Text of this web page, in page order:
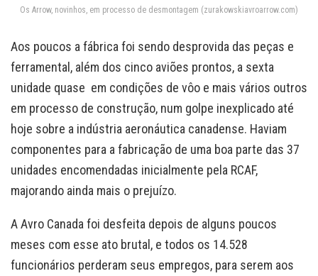
Os Arrow, novinhos, em processo de desmontagem (zurakowskiavroarrow.com)
Aos poucos a fábrica foi sendo desprovida das peças e
ferramental, além dos cinco aviões prontos, a sexta
unidade quase em condições de vôo e mais vários outros
em processo de construção, num golpe inexplicado até
hoje sobre a indústria aeronáutica canadense. Haviam
componentes para a fabricação de uma boa parte das 37
unidades encomendadas inicialmente pela RCAF,
majorando ainda mais o prejuízo.
A Avro Canada foi desfeita depois de alguns poucos
meses com esse ato brutal, e todos os 14.528
funcionários perderam seus empregos, para serem aos